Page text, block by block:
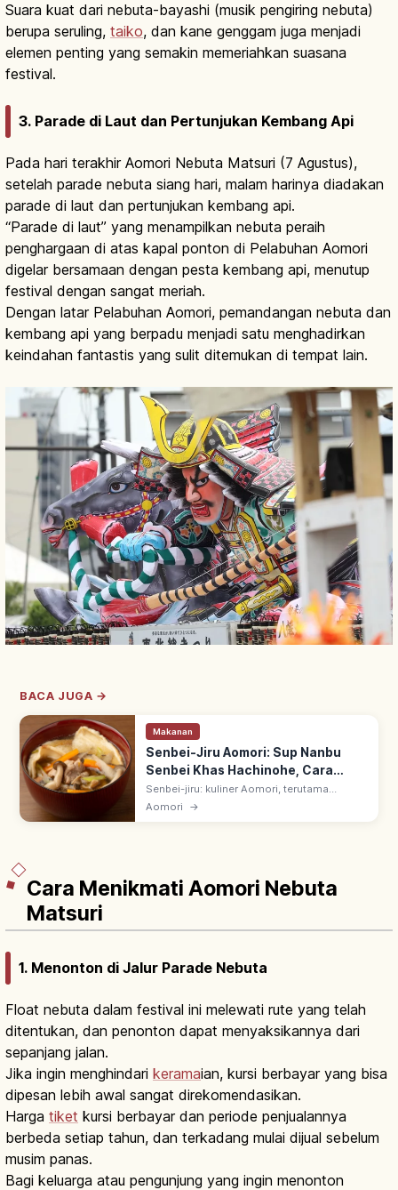
Suara kuat dari nebuta-bayashi (musik pengiring nebuta)
berupa seruling, taiko, dan kane genggam juga menjadi
elemen penting yang semakin memeriahkan suasana
festival.
3. Parade di Laut dan Pertunjukan Kembang Api
Pada hari terakhir Aomori Nebuta Matsuri (7 Agustus),
setelah parade nebuta siang hari, malam harinya diadakan
parade di laut dan pertunjukan kembang api.
“Parade di laut” yang menampilkan nebuta peraih
penghargaan di atas kapal ponton di Pelabuhan Aomori
digelar bersamaan dengan pesta kembang api, menutup
festival dengan sangat meriah.
Dengan latar Pelabuhan Aomori, pemandangan nebuta dan
kembang api yang berpadu menjadi satu menghadirkan
keindahan fantastis yang sulit ditemukan di tempat lain.
BACA JUGA →
Makanan
Senbei-Jiru Aomori: Sup Nanbu
Senbei Khas Hachinohe, Cara
Menikmati
Senbei-jiru: kuliner Aomori, terutama
Hachinohe—sup berkuah dengan Nanbu
Aomori →
Cara Menikmati Aomori Nebuta
Matsuri
1. Menonton di Jalur Parade Nebuta
Float nebuta dalam festival ini melewati rute yang telah
ditentukan, dan penonton dapat menyaksikannya dari
sepanjang jalan.
Jika ingin menghindari keramaian, kursi berbayar yang bisa
dipesan lebih awal sangat direkomendasikan.
Harga tiket kursi berbayar dan periode penjualannya
berbeda setiap tahun, dan terkadang mulai dijual sebelum
musim panas.
Bagi keluarga atau pengunjung yang ingin menonton